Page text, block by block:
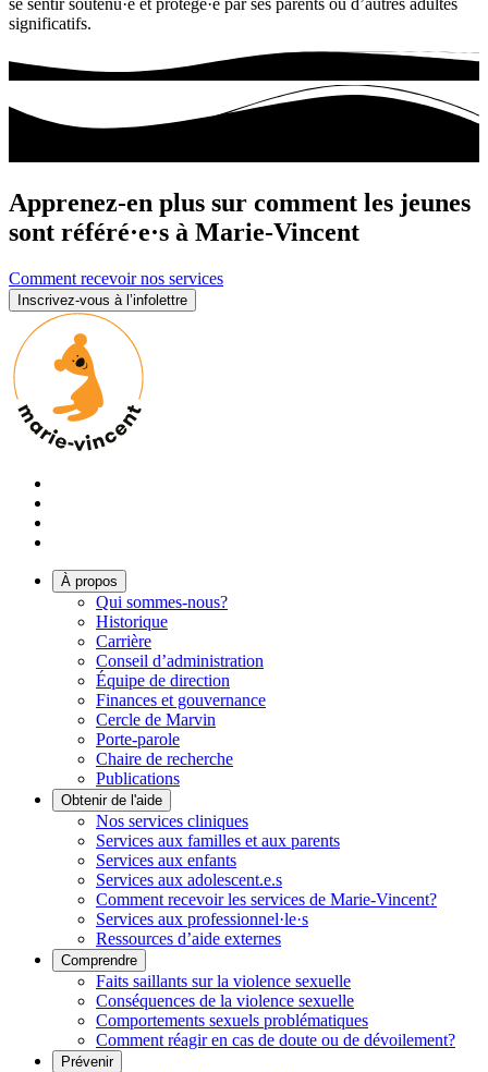
se sentir soutenu·e et protégé·e par ses parents ou d’autres adultes
significatifs.
Apprenez-en plus sur comment les jeunes
sont référé·e·s à Marie-Vincent
Comment recevoir nos services
Inscrivez-vous à l’infolettre
À propos
Qui sommes-nous?
Historique
Carrière
Conseil d’administration
Équipe de direction
Finances et gouvernance
Cercle de Marvin
Porte-parole
Chaire de recherche
Publications
Obtenir de l'aide
Nos services cliniques
Services aux familles et aux parents
Services aux enfants
Services aux adolescent.e.s
Comment recevoir les services de Marie-Vincent?
Services aux professionnel·le·s
Ressources d’aide externes
Comprendre
Faits saillants sur la violence sexuelle
Conséquences de la violence sexuelle
Comportements sexuels problématiques
Comment réagir en cas de doute ou de dévoilement?
Prévenir